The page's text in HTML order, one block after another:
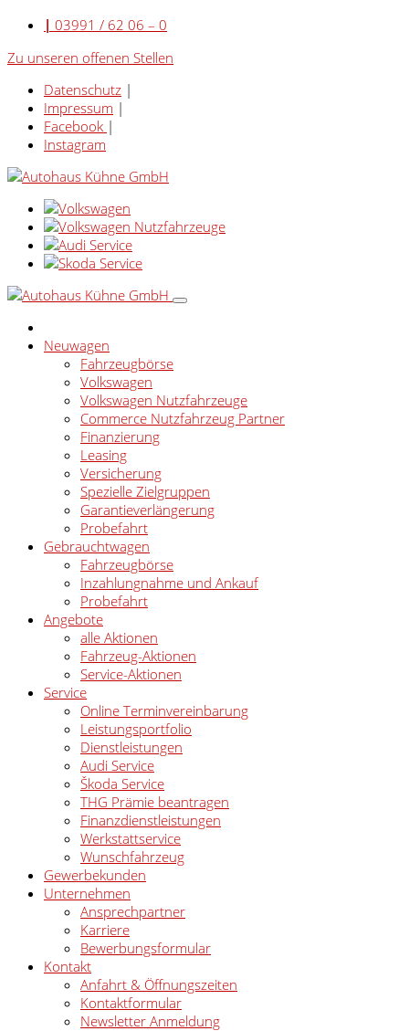
| 03991 / 62 06 – 0
Zu unseren offenen Stellen
Datenschutz |
Impressum |
Facebook |
Instagram
Neuwagen
Fahrzeugbörse
Volkswagen
Volkswagen Nutzfahrzeuge
Commerce Nutzfahrzeug Partner
Finanzierung
Leasing
Versicherung
Spezielle Zielgruppen
Garantieverlängerung
Probefahrt
Gebrauchtwagen
Fahrzeugbörse
Inzahlungnahme und Ankauf
Probefahrt
Angebote
alle Aktionen
Fahrzeug-Aktionen
Service-Aktionen
Service
Online Terminvereinbarung
Leistungsportfolio
Dienstleistungen
Audi Service
Škoda Service
THG Prämie beantragen
Finanzdienstleistungen
Werkstattservice
Wunschfahrzeug
Gewerbekunden
Unternehmen
Ansprechpartner
Karriere
Bewerbungsformular
Kontakt
Anfahrt & Öffnungszeiten
Kontaktformular
Newsletter Anmeldung